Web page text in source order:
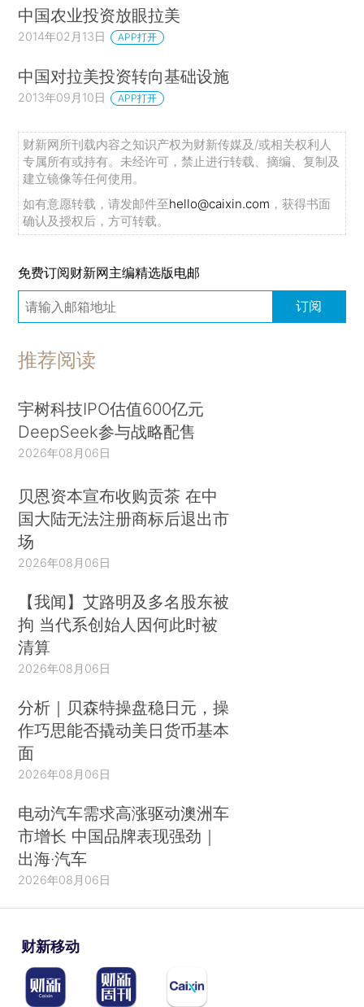
中国农业投资放眼拉美
2014年02月13日 APP打开
中国对拉美投资转向基础设施
2013年09月10日 APP打开
财新网所刊载内容之知识产权为财新传媒及/或相关权利人
专属所有或持有。未经许可，禁止进行转载、摘编、复制及
建立镜像等任何使用。
如有意愿转载，请发邮件至hello@caixin.com ，获得书面
确认及授权后，方可转载。
免费订阅财新网主编精选版电邮
订阅
推荐阅读
宇树科技IPO估值600亿元
DeepSeek参与战略配售
2026年08月06日
贝恩资本宣布收购贡茶 在中
国大陆无法注册商标后退出市
场
2026年08月06日
【我闻】艾路明及多名股东被
拘 当代系创始人因何此时被
清算
2026年08月06日
分析｜贝森特操盘稳日元，操
作巧思能否撬动美日货币基本
面
2026年08月06日
电动汽车需求高涨驱动澳洲车
市增长 中国品牌表现强劲｜
出海·汽车
2026年08月06日
财新移动